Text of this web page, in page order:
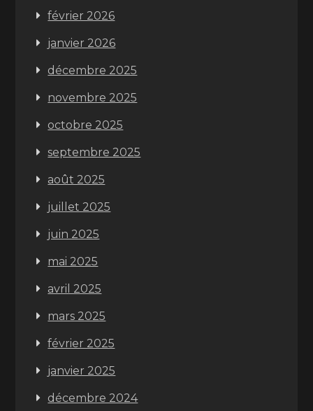
février 2026
janvier 2026
décembre 2025
novembre 2025
octobre 2025
septembre 2025
août 2025
juillet 2025
juin 2025
mai 2025
avril 2025
mars 2025
février 2025
janvier 2025
décembre 2024